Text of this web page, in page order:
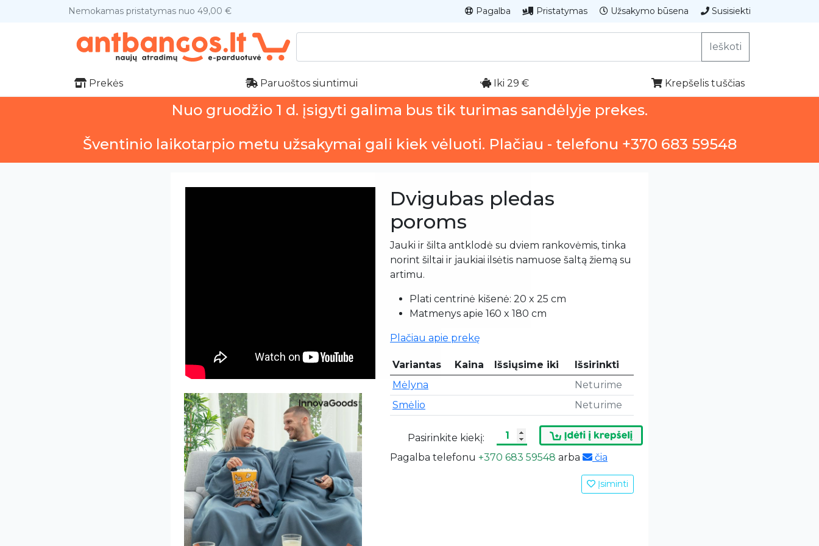
Nemokamas pristatymas nuo 49,00 € Pagalba Pristatymas Užsakymo būsena Susisiekti
Ieškoti
Prekės Paruoštos siuntimui Iki 29 € Krepšelis tuščias
Nuo gruodžio 1 d. įsigyti galima bus tik turimas sandėlyje prekes.
Šventinio laikotarpio metu užsakymai gali kiek vėluoti. Plačiau - telefonu +370 683 59548
Dvigubas pledas
poroms
Jauki ir šilta antklodė su dviem rankovėmis, tinka
norint šiltai ir jaukiai ilsėtis namuose šaltą žiemą su
artimu.
Plati centrinė kišenė: 20 x 25 cm
Matmenys apie 160 x 180 cm
Plačiau apie prekę
Variantas Kaina Išsiųsime iki
Išsirinkti
Mėlyna
Neturime
Smėlio
Neturime
Pasirinkite kiekį:
Pagalba telefonu +370 683 59548 arba čia
Įsiminti